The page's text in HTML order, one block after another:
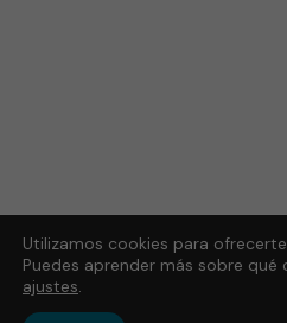
Utilizamos cookies para
Puedes aprender más sobre
ajustes.